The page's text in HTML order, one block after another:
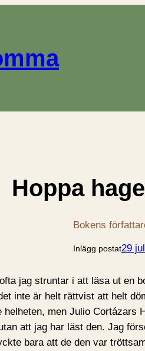
Hoppa hage
Bokens
Inlägg postat29
jag struntar i att läsa ut en
inte är helt rättvist att helt
helheten, men Julio Cortázars
att jag har läst den. Jag
bara att de den var